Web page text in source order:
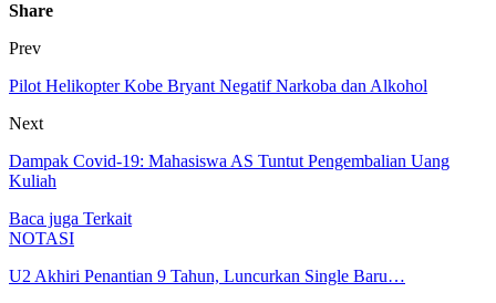
Share
Prev
Pilot Helikopter Kobe Bryant Negatif Narkoba dan Alkohol
Next
Dampak Covid-19: Mahasiswa AS Tuntut Pengembalian Uang
Kuliah
Baca juga Terkait
NOTASI
U2 Akhiri Penantian 9 Tahun, Luncurkan Single Baru…